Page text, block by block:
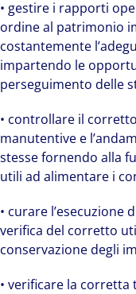
• gestire i rapporti
ordine al patrimonio
costantemente
impartendo le
perseguimento delle
• controllare il
manutentive e
stesse fornendo alla
utili ad alimentare i
• curare
verifica del corretto
conservazione degli
• verificare la
The world is
needs. Colliers
professional
management
solutions-
see opportunity